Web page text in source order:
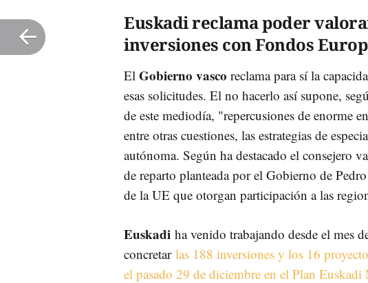
Euskadi reclama poder
inversiones con Fondos
El Gobierno vasco reclama para sí la
esas solicitudes. El no hacerlo así supone,
de este mediodía, "repercusiones de enorme
entre otras cuestiones, las estrategias de
autónoma. Según ha destacado el consejero
de reparto planteada por el Gobierno de
de la UE que otorgan participación a las
Euskadi ha venido trabajando desde el mes
concretar las 188 inversiones y los 16
el pasado 29 de diciembre en el Plan